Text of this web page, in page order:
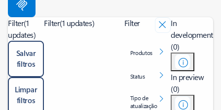
Filter(1
updates)
Salvar
filtros
Limpar
filtros
Filter(1 updates) Filter
Produtos
Status
Tipo de
atualização
In
development
(0)
In preview
(0)